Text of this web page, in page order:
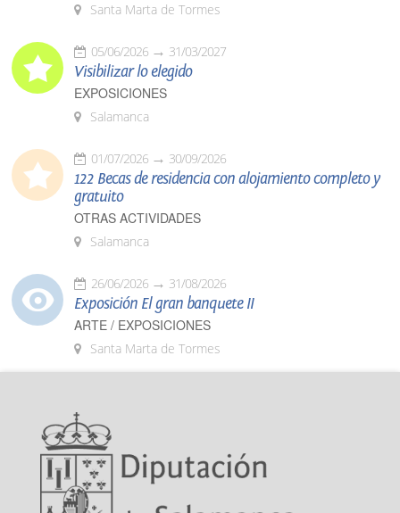
Santa Marta de Tormes
05/06/2026 31/03/2027
Visibilizar lo elegido
EXPOSICIONES
Salamanca
01/07/2026 30/09/2026
122 Becas de residencia con alojamiento completo y
gratuito
OTRAS ACTIVIDADES
Salamanca
26/06/2026 31/08/2026
Exposición El gran banquete II
ARTE / EXPOSICIONES
Santa Marta de Tormes